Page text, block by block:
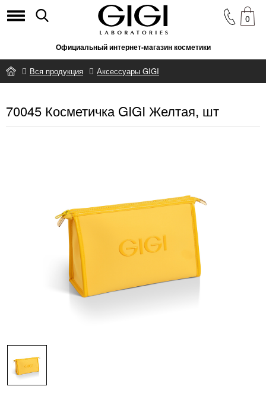
Официальный интернет-магазин косметики
0
Вся продукция Аксессуары GIGI
70045 Косметичка GIGI Желтая, шт